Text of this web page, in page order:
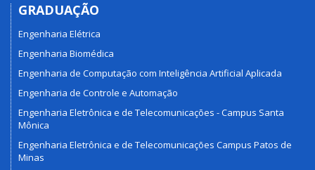
GRADUAÇÃO
Engenharia Elétrica
Engenharia Biomédica
Engenharia de Computação com Inteligência Artificial Aplicada
Engenharia de Controle e Automação
Engenharia Eletrônica e de Telecomunicações - Campus Santa
Mônica
Engenharia Eletrônica e de Telecomunicações Campus Patos de
Minas